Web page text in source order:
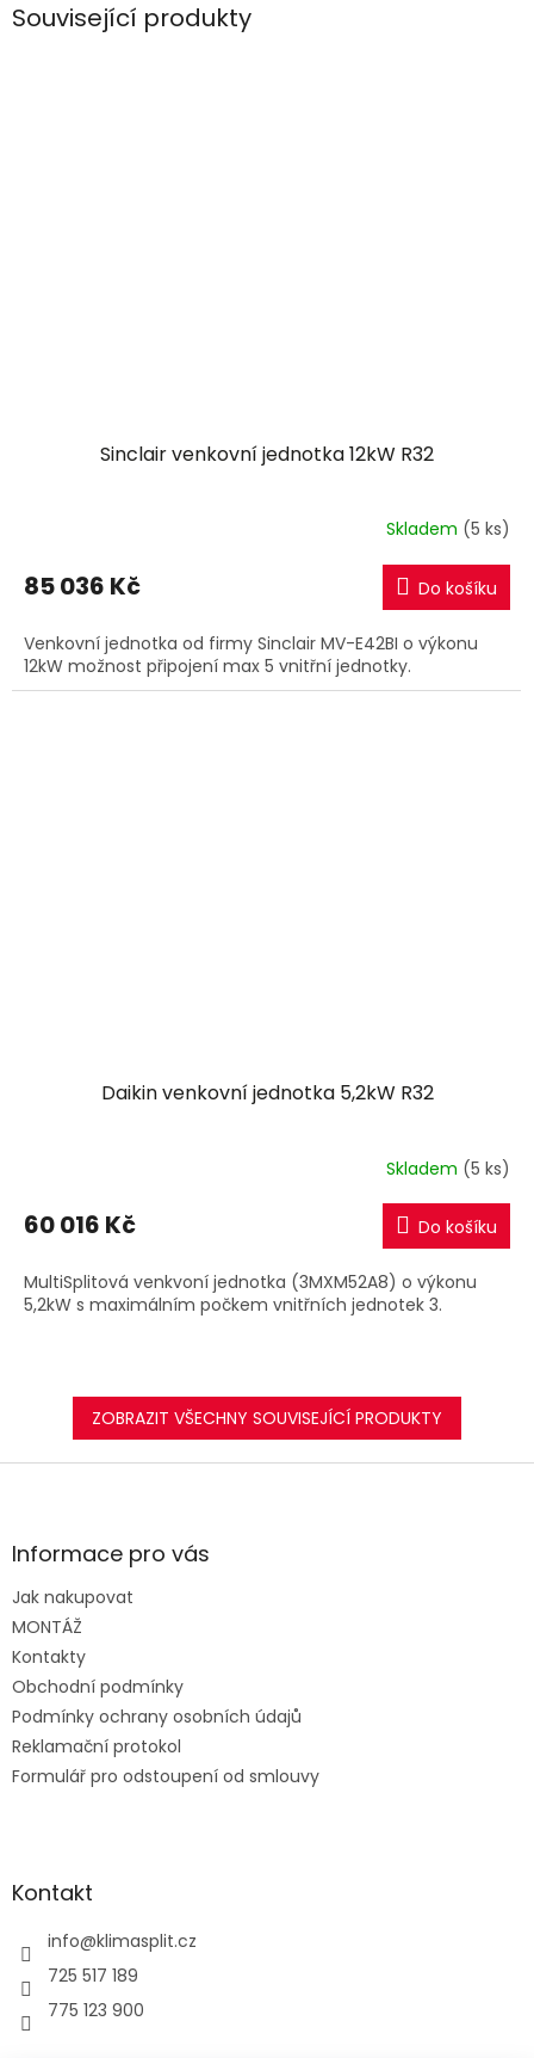
Související produkty
Sinclair venkovní jednotka 12kW R32
Skladem (5 ks)
85 036 Kč Do košíku
Venkovní jednotka od firmy Sinclair MV-E42BI o výkonu
12kW možnost připojení max 5 vnitřní jednotky.
Daikin venkovní jednotka 5,2kW R32
Skladem (5 ks)
60 016 Kč Do košíku
MultiSplitová venkvoní jednotka (3MXM52A8) o výkonu
5,2kW s maximálním počkem vnitřních jednotek 3.
ZOBRAZIT VŠECHNY SOUVISEJÍCÍ PRODUKTY
Z
aInformace pro vás
Jak nakupovat
MONTÁŽ
Kontakty
Obchodní podmínky
Podmínky ochrany osobních údajů
Reklamační protokol
Formulář pro odstoupení od smlouvy
Kontakt
info@klimasplit.cz
725 517 189
775 123 900